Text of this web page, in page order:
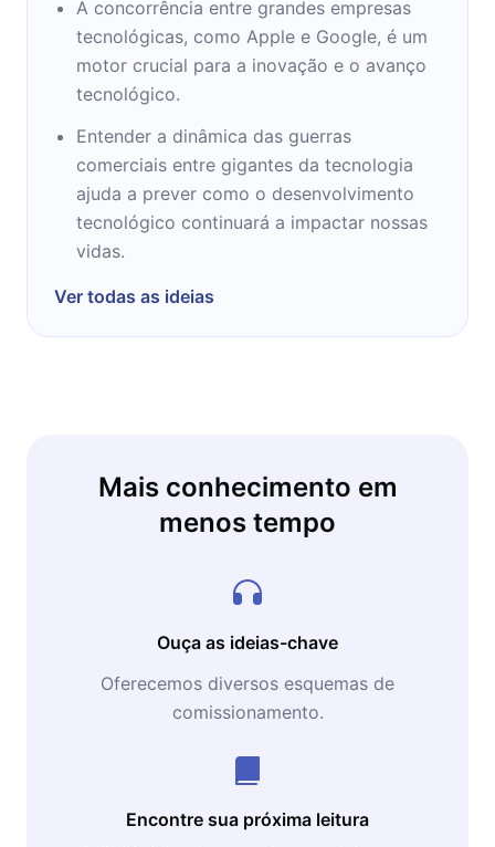
A concorrência entre grandes empresas
tecnológicas, como Apple e Google, é um
motor crucial para a inovação e o avanço
tecnológico.
Entender a dinâmica das guerras
comerciais entre gigantes da tecnologia
ajuda a prever como o desenvolvimento
tecnológico continuará a impactar nossas
vidas.
Ver todas as ideias
Mais conhecimento em
menos tempo
Ouça as ideias-chave
Oferecemos diversos esquemas de
comissionamento.
Encontre sua próxima leitura